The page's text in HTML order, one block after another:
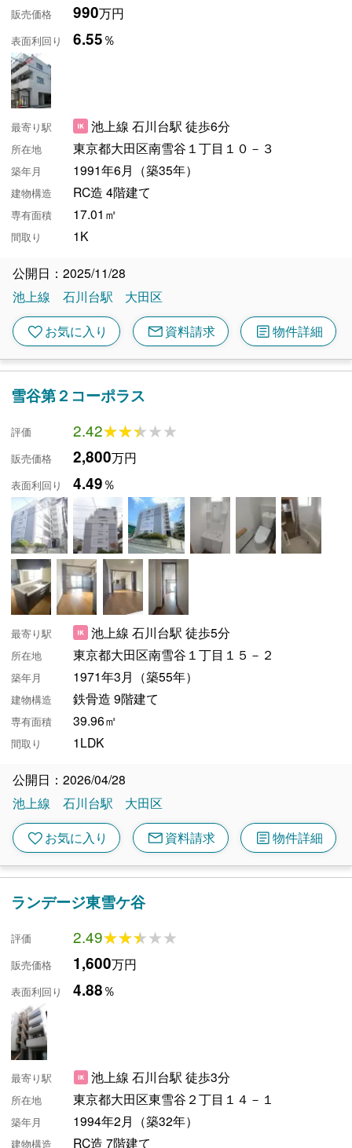
販売価格 990万円
表面利回り 6.55％
最寄り駅 池上線 石川台駅 徒歩6分
所在地 東京都大田区南雪谷１丁目１０－３
築年月 1991年6月（築35年）
建物構造 RC造 4階建て
専有面積 17.01㎡
間取り 1K
公開日：2025/11/28
池上線
石川台駅 大田区
favoriteお気に入り mail資料請求 article物件詳細
雪谷第２コーポラス
評価 2.42★★★★★
★★★★★
販売価格 2,800万円
表面利回り 4.49％
最寄り駅 池上線 石川台駅 徒歩5分
所在地 東京都大田区南雪谷１丁目１５－２
築年月 1971年3月（築55年）
建物構造 鉄骨造 9階建て
専有面積 39.96㎡
間取り 1LDK
公開日：2026/04/28
池上線
石川台駅 大田区
favoriteお気に入り mail資料請求 article物件詳細
ランデージ東雪ケ谷
評価 2.49★★★★★
★★★★★
販売価格 1,600万円
表面利回り 4.88％
最寄り駅 池上線 石川台駅 徒歩3分
所在地 東京都大田区東雪谷２丁目１４－１
築年月 1994年2月（築32年）
建物構造 RC造 7階建て